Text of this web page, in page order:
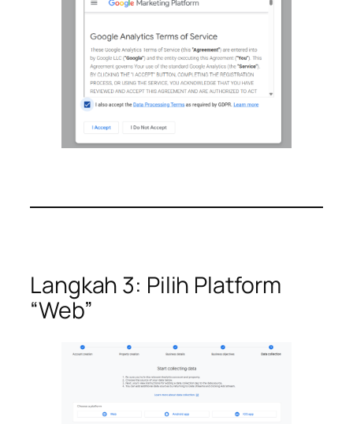
Langkah 3: Pilih Platform
“Web”